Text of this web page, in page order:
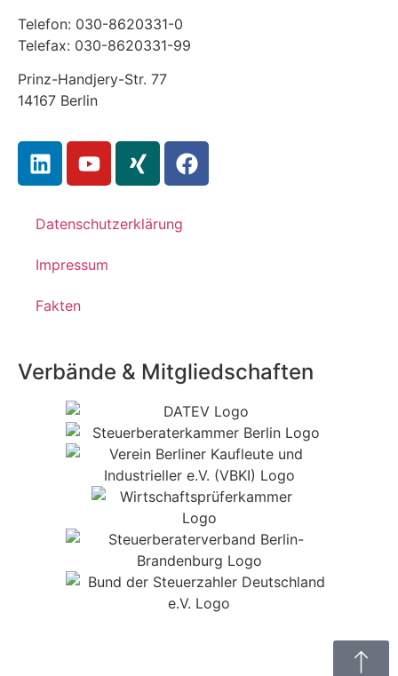
Telefon: 030-8620331-0
Telefax: 030-8620331-99
Prinz-Handjery-Str. 77
14167 Berlin
Datenschutzerklärung
Impressum
Fakten
Verbände & Mitgliedschaften